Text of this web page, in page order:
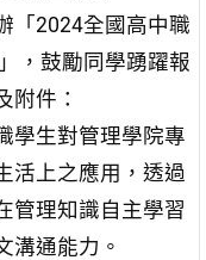
「2024全國高中職
，鼓勵同學踴躍報
附件：
學生對管理學院專
活上之應用，透過
管理知識自主學習
溝通能力。